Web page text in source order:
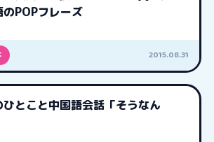
のPOPフレーズ
2015.08.31
ひとこと中国語会話「そうなん